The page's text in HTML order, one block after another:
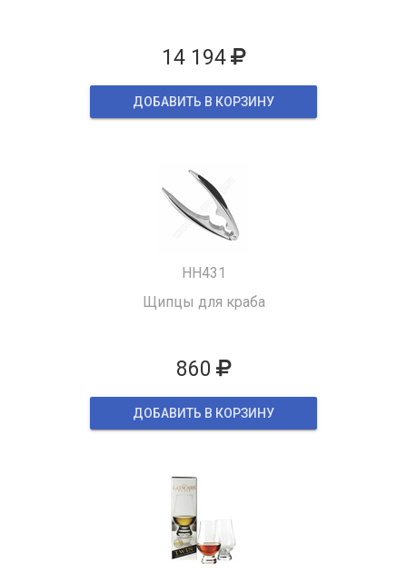
14 194
ДОБАВИТЬ В КОРЗИНУ
HH431
Щипцы для краба
860
ДОБАВИТЬ В КОРЗИНУ